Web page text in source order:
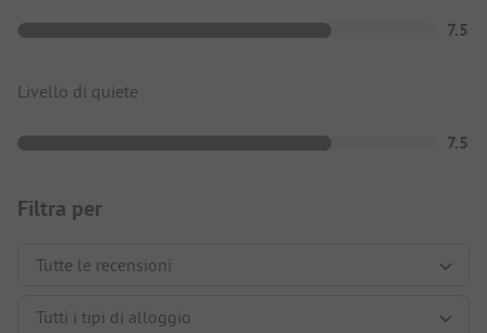
7.5
Livello di quiete
7.5
Filtra per